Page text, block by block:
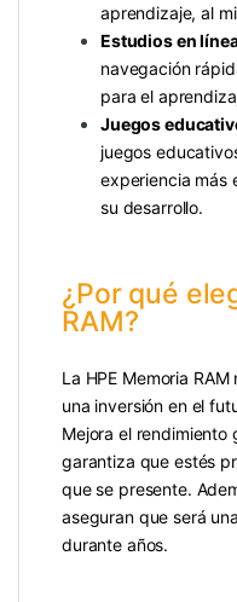
aprendizaje, al
Estudios en
navegación
para el
Juegos
juegos
experiencia más
su desarrollo.
¿Por qué
RAM?
La HPE Memoria
una inversión en el
Mejora el
garantiza que estés
que se presente.
aseguran que será
durante años.